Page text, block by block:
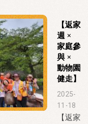
【返家
週 ×
家庭參
與 ×
動物園
健走】
2025-
11-18
【返家